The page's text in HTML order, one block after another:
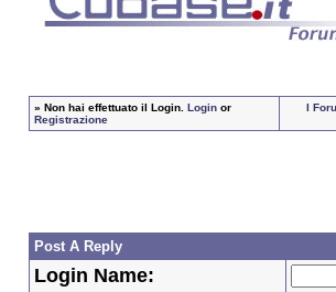
» Non hai effettuato il Login. Loginor
Registrazione
I
Post A Reply
Login Name: